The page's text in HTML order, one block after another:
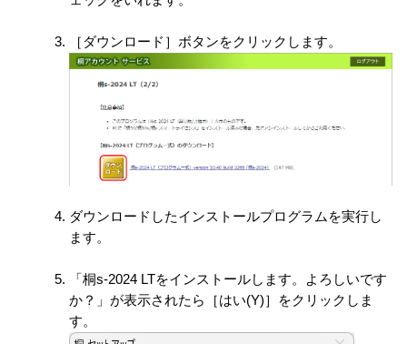
［ダウンロード］ボタンをクリックします。
ダウンロードしたインストールプログラムを実行し
ます。
「桐s-2024 LTをインストールします。よろしいです
か？」が表示されたら［はい(Y)］をクリックしま
す。